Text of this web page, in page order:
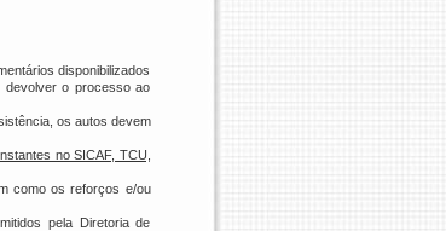
disponibilizados
devolver o processo ao
os autos devem
no SICAF, TCU,
como os reforços e/ou
pela Diretoria de